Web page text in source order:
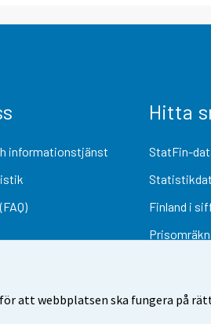
att webbplatsen ska fungera på
informationstjänst
Hitta
StatFin-
Finland i